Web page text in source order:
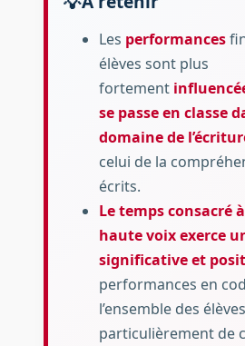
Les performances
élèves sont plus
fortement
se passe en classe
domaine de
celui de la
écrits.
Le temps consacré
haute voix exerce
significative et
performances en
l’ensemble des
particulièrement de